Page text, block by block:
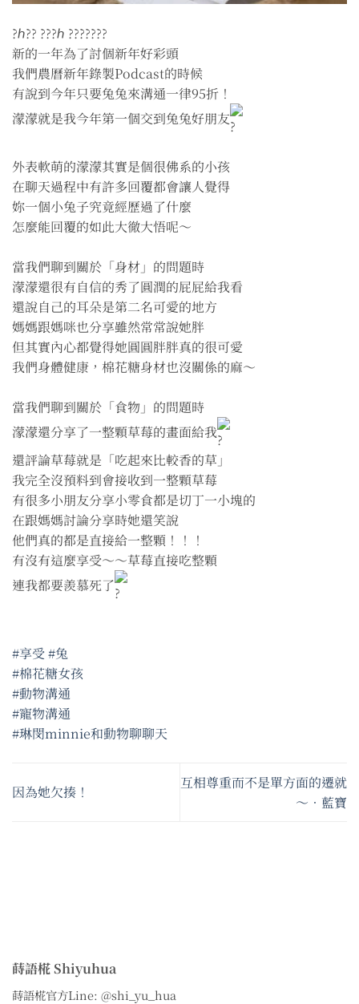
?ℎ?? ???ℎ ???????
新的一年為了討個新年好彩頭
我們農曆新年錄製Podcast的時候
有說到今年只要兔兔來溝通一律95折！
濛濛就是我今年第一個交到兔兔好朋友
外表軟萌的濛濛其實是個很佛系的小孩
在聊天過程中有許多回覆都會讓人覺得
妳一個小兔子究竟經歷過了什麼
怎麼能回覆的如此大徹大悟呢～
當我們聊到關於「身材」的問題時
濛濛還很有自信的秀了圓潤的屁屁給我看
還說自己的耳朵是第二名可愛的地方
媽媽跟媽咪也分享雖然常常說她胖
但其實內心都覺得她圓圓胖胖真的很可愛
我們身體健康，棉花糖身材也沒關係的麻～
當我們聊到關於「食物」的問題時
濛濛還分享了一整顆草莓的畫面給我
還評論草莓就是「吃起來比較香的草」
我完全沒預料到會接收到一整顆草莓
有很多小朋友分享小零食都是切丁一小塊的
在跟媽媽討論分享時她還笑說
他們真的都是直接給一整顆！！！
有沒有這麼享受～～草莓直接吃整顆
連我都要羨慕死了
#享受#兔
#棉花糖女孩
#動物溝通
#寵物溝通
#琳閔minnie和動物聊聊天
因為她欠揍！
互相尊重而不是單方面的遷就
～•藍寶
蒔語椛 Shiyuhua
蒔語椛官方Line: @shi_yu_hua